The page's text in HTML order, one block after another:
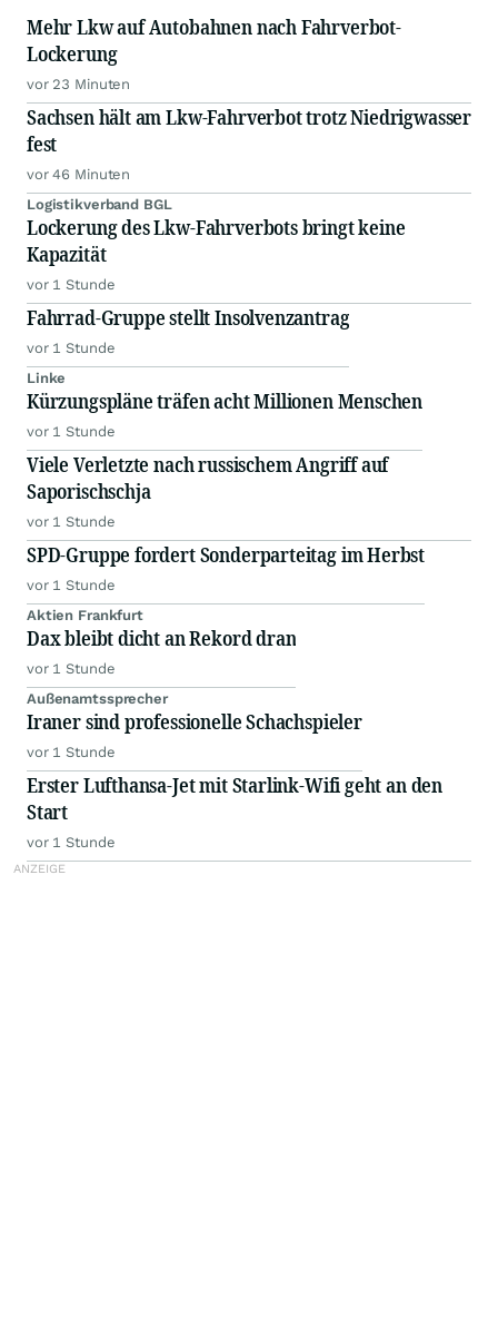
Mehr Lkw auf Autobahnen nach Fahrverbot-
Lockerung
vor 23 Minuten
Sachsen hält am Lkw-Fahrverbot trotz Niedrigwasser
fest
vor 46 Minuten
Logistikverband BGL
Lockerung des Lkw-Fahrverbots bringt keine
Kapazität
vor 1 Stunde
Fahrrad-Gruppe stellt Insolvenzantrag
vor 1 Stunde
Linke
Kürzungspläne träfen acht Millionen Menschen
vor 1 Stunde
Viele Verletzte nach russischem Angriff auf
Saporischschja
vor 1 Stunde
SPD-Gruppe fordert Sonderparteitag im Herbst
vor 1 Stunde
Aktien Frankfurt
Dax bleibt dicht an Rekord dran
vor 1 Stunde
Außenamtssprecher
Iraner sind professionelle Schachspieler
vor 1 Stunde
Erster Lufthansa-Jet mit Starlink-Wifi geht an den
Start
vor 1 Stunde